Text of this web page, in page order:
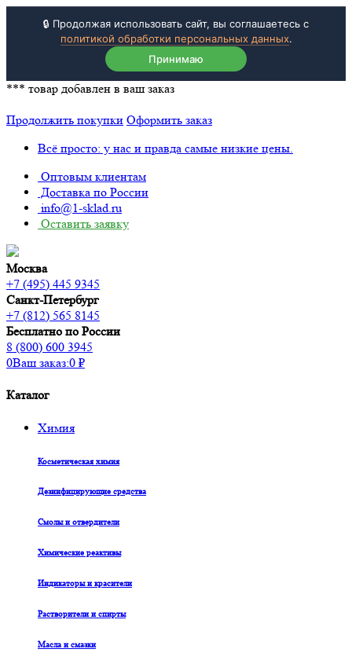
🔒 Продолжая использовать сайт, вы соглашаетесь с
политикой обработки персональных данных.
Принимаю
*** товар добавлен в ваш заказ
Продолжить покупки Оформить заказ
Всё просто: у нас и правда самые низкие цены.
Оптовым клиентам
Доставка по России
info@1-sklad.ru
Оставить заявку
Москва
+7 (495) 445 9345
Санкт-Петербург
+7 (812) 565 8145
Бесплатно по России
8 (800) 600 3945
0Ваш заказ:0 ₽
Каталог
Химия
Косметическая химия
Дезинфицирующие средства
Смолы и отвердители
Химические реактивы
Индикаторы и красители
Растворители и спирты
Масла и смазки